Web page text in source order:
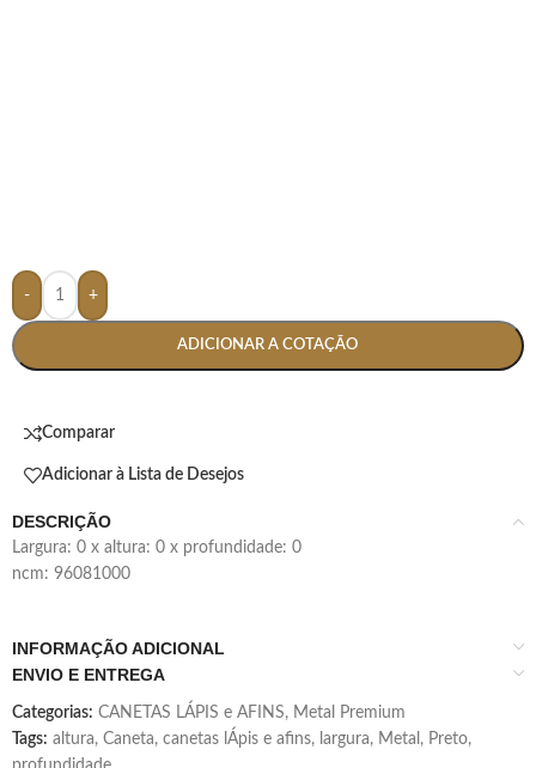
- +
ADICIONAR A COTAÇÃO
Comparar
Adicionar à Lista de Desejos
DESCRIÇÃO
largura: 0 x altura: 0 x profundidade: 0
ncm: 96081000
INFORMAÇÃO ADICIONAL
ENVIO E ENTREGA
Categorias: CANETAS LÁPIS e AFINS, Metal Premium
Tags: altura, Caneta, canetas lÁpis e afins, largura, Metal , Preto,